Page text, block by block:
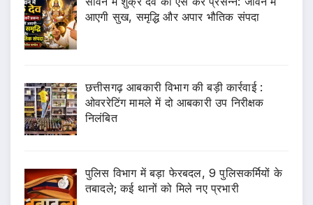
आएगी सुख, समृद्धि और अपार भौतिक संपदा
छत्तीसगढ़ आबकारी विभाग की बड़ी कार्रवाई :
ओवररेटिंग मामले में दो आबकारी उप निरीक्षक
निलंबित
पुलिस विभाग में बड़ा फेरबदल, 9 पुलिसकर्मियों के
तबादले; कई थानों को मिले नए प्रभारी